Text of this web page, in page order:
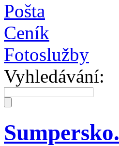
Pošta
Ceník
Fotoslužby
Vyhledávání: